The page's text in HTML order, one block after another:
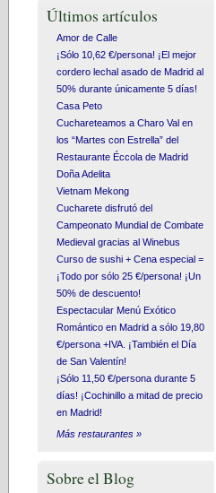
Últimos artículos
Amor de Calle
¡Sólo 10,62 €/persona! ¡El mejor
cordero lechal asado de Madrid al
50% durante únicamente 5 días!
Casa Peto
Cuchareteamos a Charo Val en
los “Martes con Estrella” del
Restaurante Éccola de Madrid
Doña Adelita
Vietnam Mekong
Cucharete disfrutó del
Campeonato Mundial de Combate
Medieval gracias al Winebus
Curso de sushi + Cena especial =
¡Todo por sólo 25 €/persona! ¡Un
50% de descuento!
Espectacular Menú Exótico
Romántico en Madrid a sólo 19,80
€/persona +IVA. ¡También el Día
de San Valentín!
¡Sólo 11,50 €/persona durante 5
días! ¡Cochinillo a mitad de precio
en Madrid!
Más restaurantes »
Sobre el Blog